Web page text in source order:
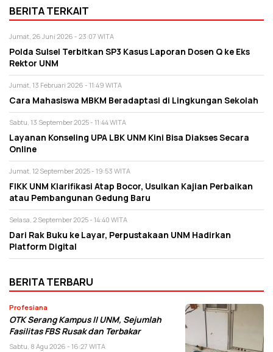
BERITA TERKAIT
Jumat, 26 Juni 2026 - 23:07 WITA
Polda Sulsel Terbitkan SP3 Kasus Laporan Dosen Q ke Eks
Rektor UNM
Jumat, 13 Februari 2026 - 11:49 WITA
Cara Mahasiswa MBKM Beradaptasi di Lingkungan Sekolah
Sabtu, 13 September 2025 - 11:44 WITA
Layanan Konseling UPA LBK UNM Kini Bisa Diakses Secara
Online
Jumat, 12 September 2025 - 19:53 WITA
FIKK UNM Klarifikasi Atap Bocor, Usulkan Kajian Perbaikan
atau Pembangunan Gedung Baru
Selasa, 2 September 2025 - 14:40 WITA
Dari Rak Buku ke Layar, Perpustakaan UNM Hadirkan
Platform Digital
BERITA TERBARU
Profesiana
OTK Serang Kampus II UNM, Sejumlah
Fasilitas FBS Rusak dan Terbakar
Sabtu, 8 Agu 2026 - 16:27 WITA